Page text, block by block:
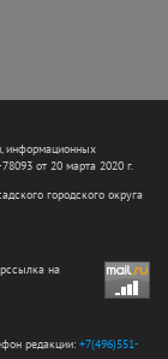
информационных
от 20 марта 2020 г.
городского округа
на
редакции: +7(496)551-